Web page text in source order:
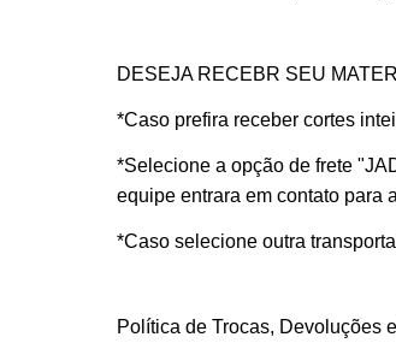
DESEJA RECEBR SEU
*Caso prefira receber cortes
*Selecione a opção de frete
equipe entrara em contato para
*Caso selecione outra
Política de Trocas, Devoluções